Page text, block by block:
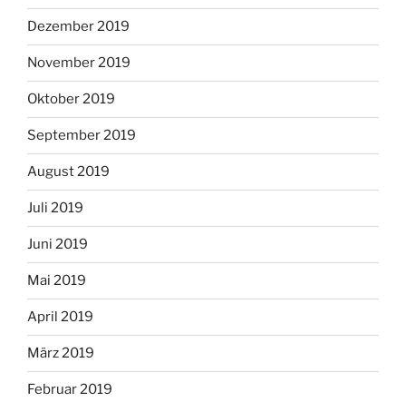
Dezember 2019
November 2019
Oktober 2019
September 2019
August 2019
Juli 2019
Juni 2019
Mai 2019
April 2019
März 2019
Februar 2019